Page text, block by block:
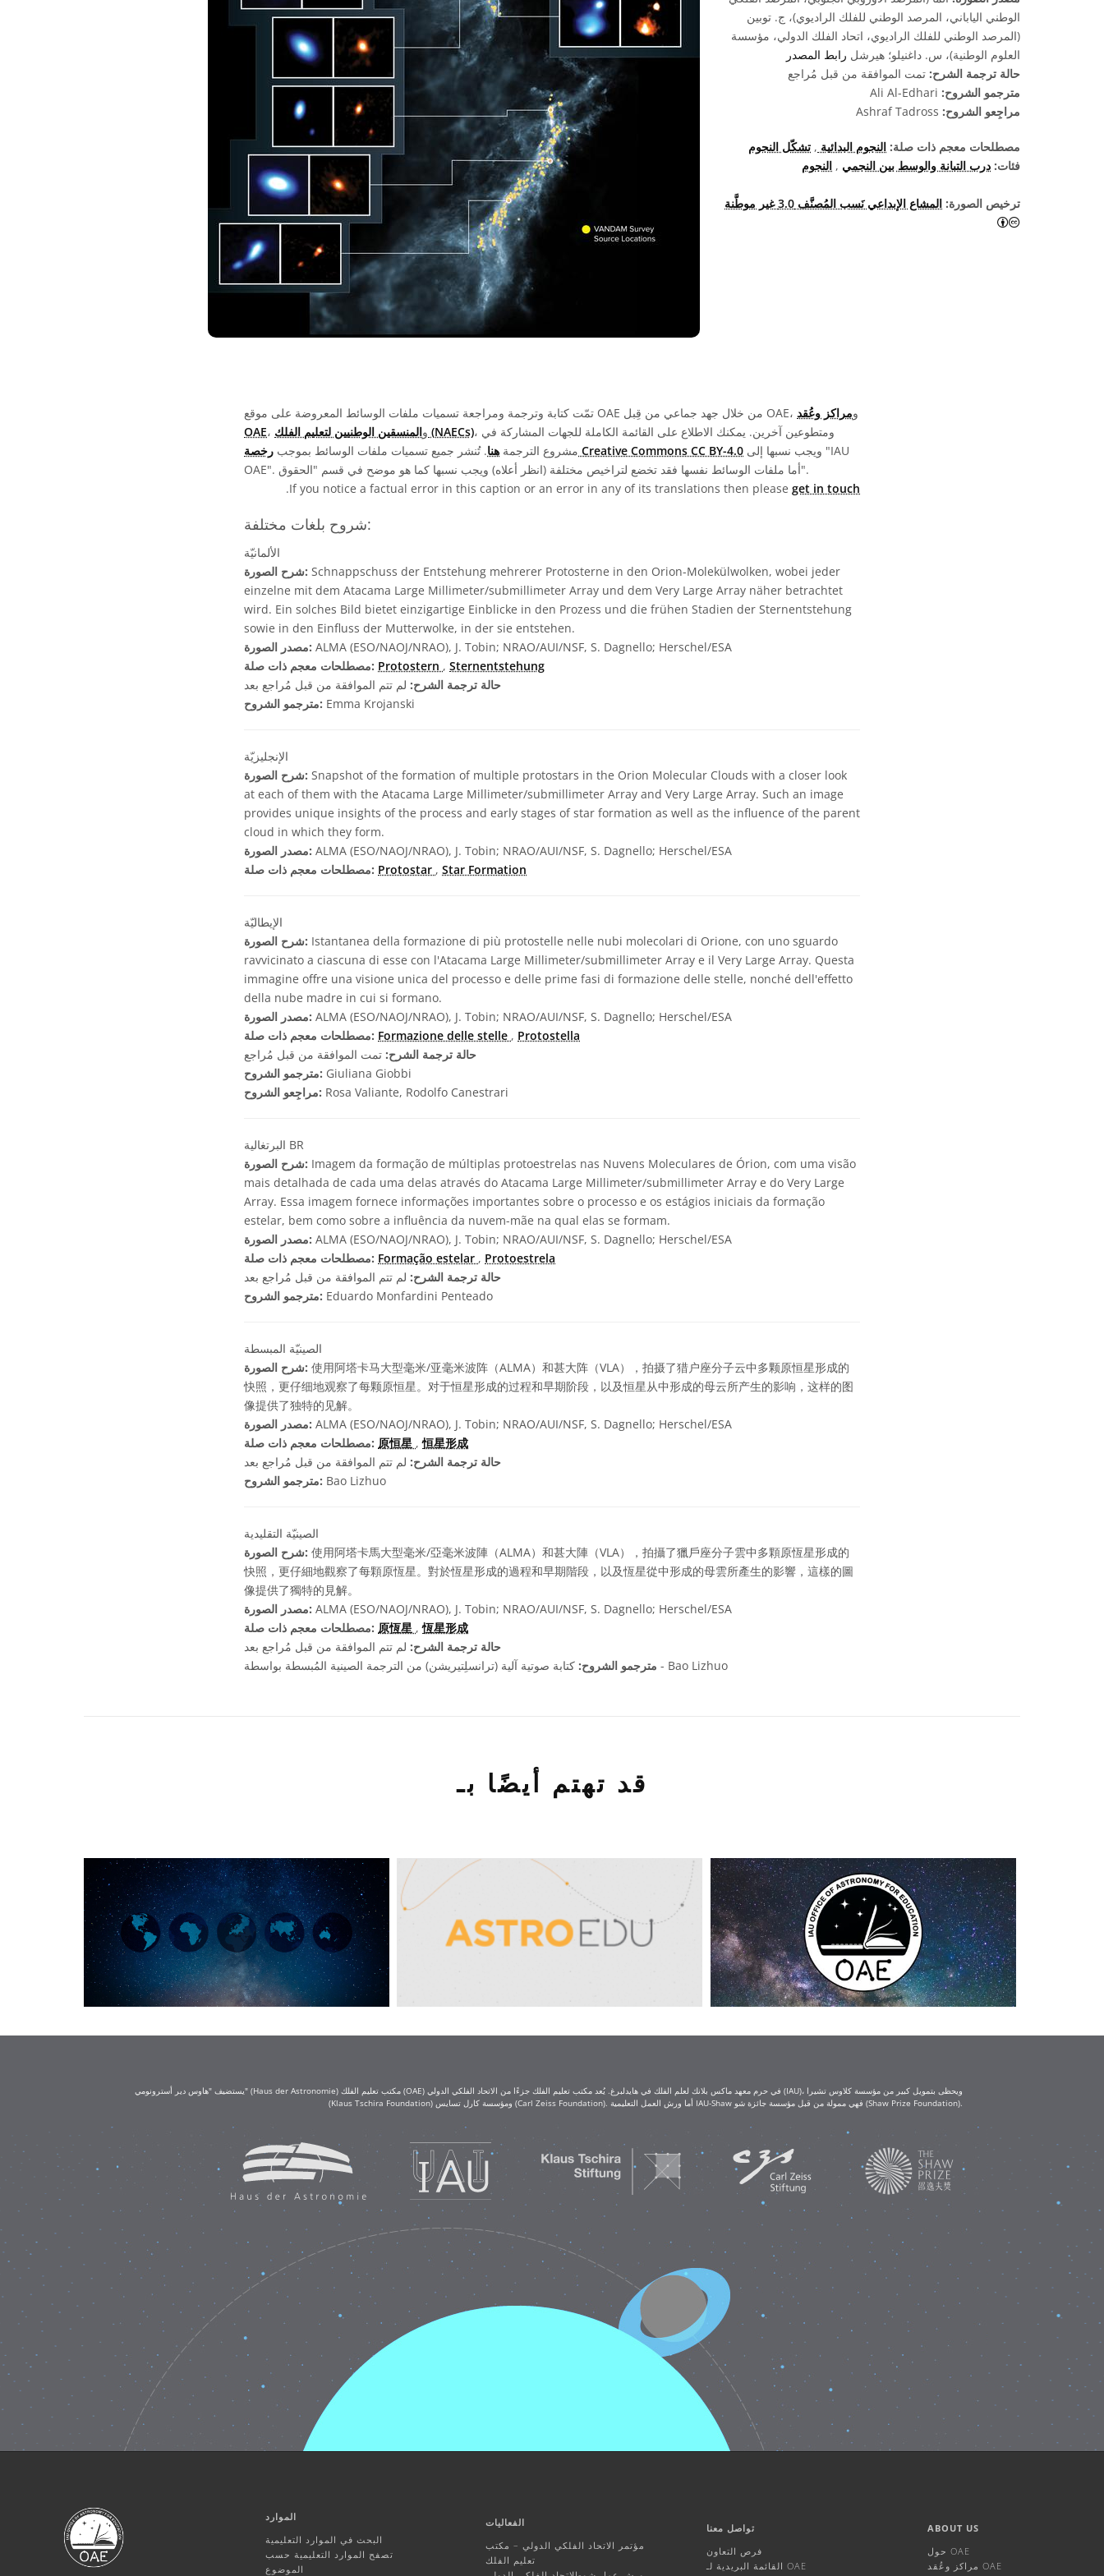
الوطني الياباني، المرصد الوطني للفلك الراديوي)، ج. توبين
(المرصد الوطني للفلك الراديوي، اتحاد الفلك الدولي، مؤسسة
العلوم الوطنية)، س. داغنيلو؛ هيرشل رابط المصدر
حالة ترجمة الشرح: تمت الموافقة من قبل مُراجع
مترجمو الشروح: Ali Al-Edhari
مراجِعو الشروح: Ashraf Tadross
مصطلحات معجم ذات صلة: النجوم البدائية , تشكّل النجوم
فئات: درب التبانة والوسط بين النجمي , النجوم
ترخيص الصورة: المشاع الإبداعي نَسب المُصنَّف 3.0 غير موطَّنة
المشاع الإبداعي نَسب المُصنَّف 3.0 غير موطَّنة أيقونات
تمّت كتابة وترجمة ومراجعة تسميات ملفات الوسائط المعروضة على موقع OAE من خلال جهد جماعي من قِبل OAE، ومراكز وعُقد
OAE
، و المنسقين الوطنيين لتعليم الفلك (NAECs)، ومتطوعين آخرين. يمكنك الاطلاع على القائمة الكاملة للجهات المشاركة في
مشروع الترجمة هنا. تُنشر جميع تسميات ملفات الوسائط بموجب رخصة Creative Commons CC BY-4.0
OAE". أما ملفات الوسائط نفسها فقد تخضع لتراخيص مختلفة (انظر أعلاه) ويجب نسبها كما هو موضح في قسم "الحقوق".
If you notice a factual error in this caption or an error in any of its translations then please get in touch
.
شروح بلغات مختلفة:
الألمانيّة
شرح الصورة: Schnappschuss der Entstehung mehrerer Protosterne in den Orion-Molekülwolken, wobei jeder
einzelne mit dem Atacama Large Millimeter/submillimeter Array und dem Very Large Array näher betrachtet
wird. Ein solches Bild bietet einzigartige Einblicke in den Prozess und die frühen Stadien der Sternentstehung
sowie in den Einfluss der Mutterwolke, in der sie entstehen.
مصدر الصورة: ALMA (ESO/NAOJ/NRAO), J. Tobin; NRAO/AUI/NSF, S. Dagnello; Herschel/ESA
مصطلحات معجم ذات صلة: Protostern , Sternentstehung
حالة ترجمة الشرح: لم تتم الموافقة من قبل مُراجع بعد
مترجمو الشروح: Emma Krojanski
الإنجليزيّة
شرح الصورة: Snapshot of the formation of multiple protostars in the Orion Molecular Clouds with a closer look
at each of them with the Atacama Large Millimeter/submillimeter Array and Very Large Array. Such an image
provides unique insights of the process and early stages of star formation as well as the influence of the parent
cloud in which they form.
مصدر الصورة: ALMA (ESO/NAOJ/NRAO), J. Tobin; NRAO/AUI/NSF, S. Dagnello; Herschel/ESA
مصطلحات معجم ذات صلة: Protostar , Star Formation
الإيطاليّة
شرح الصورة: Istantanea della formazione di più protostelle nelle nubi molecolari di Orione, con uno sguardo
ravvicinato a ciascuna di esse con l'Atacama Large Millimeter/submillimeter Array e il Very Large Array. Questa
immagine offre una visione unica del processo e delle prime fasi di formazione delle stelle, nonché dell'effetto
della nube madre in cui si formano.
مصدر الصورة: ALMA (ESO/NAOJ/NRAO), J. Tobin; NRAO/AUI/NSF, S. Dagnello; Herschel/ESA
مصطلحات معجم ذات صلة: Formazione delle stelle , Protostella
حالة ترجمة الشرح: تمت الموافقة من قبل مُراجع
مترجمو الشروح: Giuliana Giobbi
مراجِعو الشروح: Rosa Valiante, Rodolfo Canestrari
البرتغالية BR
شرح الصورة: Imagem da formação de múltiplas protoestrelas nas Nuvens Moleculares de Órion, com uma visão
mais detalhada de cada uma delas através do Atacama Large Millimeter/submillimeter Array e do Very Large
Array. Essa imagem fornece informações importantes sobre o processo e os estágios iniciais da formação
estelar, bem como sobre a influência da nuvem-mãe na qual elas se formam.
مصدر الصورة: ALMA (ESO/NAOJ/NRAO), J. Tobin; NRAO/AUI/NSF, S. Dagnello; Herschel/ESA
مصطلحات معجم ذات صلة: Formação estelar , Protoestrela
حالة ترجمة الشرح: لم تتم الموافقة من قبل مُراجع بعد
مترجمو الشروح: Eduardo Monfardini Penteado
الصينيّة المبسطة
شرح الصورة: 使用阿塔卡马大型毫米/亚毫米波阵（ALMA）和甚大阵（VLA），拍摄了猎户座分子云中多颗原恒星形成的
快照，更仔细地观察了每颗原恒星。对于恒星形成的过程和早期阶段，以及恒星从中形成的母云所产生的影响，这样的图
像提供了独特的见解。
مصدر الصورة: ALMA (ESO/NAOJ/NRAO), J. Tobin; NRAO/AUI/NSF, S. Dagnello; Herschel/ESA
مصطلحات معجم ذات صلة: 原恒星 ,恒星形成
حالة ترجمة الشرح: لم تتم الموافقة من قبل مُراجع بعد
مترجمو الشروح: Bao Lizhuo
الصينيّة التقليدية
شرح الصورة: 使用阿塔卡馬大型毫米/亞毫米波陣（ALMA）和甚大陣（VLA），拍攝了獵戶座分子雲中多顆原恆星形成的
快照，更仔細地觀察了每顆原恆星。對於恆星形成的過程和早期階段，以及恆星從中形成的母雲所產生的影響，這樣的圖
像提供了獨特的見解。
مصدر الصورة: ALMA (ESO/NAOJ/NRAO), J. Tobin; NRAO/AUI/NSF, S. Dagnello; Herschel/ESA
مصطلحات معجم ذات صلة: 原恆星 ,恆星形成
حالة ترجمة الشرح: لم تتم الموافقة من قبل مُراجع بعد
مترجمو الشروح: كتابة صوتية آلية (ترانسلِتيريشن) من الترجمة الصينية المُبسطة بواسطة - Bao Lizhuo
قد تهتم أيضًا بـ
يستضيف "هاوس دير أسترونومي" (Haus der Astronomie) مكتب تعليم الفلك (OAE) في حرم معهد ماكس بلانك لعلم الفلك في هايدلبرغ. يُعد مكتب تعليم الفلك جزءًا من الاتحاد الفلكي الدولي (IAU)، ويحظى بتمويل كبير من مؤسسة كلاوس تشيرا
(Klaus Tschira Foundation) ومؤسسة كارل تسايس (Carl Zeiss Foundation). أما ورش العمل التعليمية IAU-Shaw فهي ممولة من قبل مؤسسة جائزة شو (Shaw Prize Foundation).
الموارد
البحث في الموارد التعليمية
تصفح الموارد التعليمية حسب
الموضوع
الفعاليات
مؤتمر الاتحاد الفلكي الدولي – مكتب
تعليم الفلك
تواصل معنا
فرص التعاون
القائمة البريدية لـ OAE
ABOUT US
حول OAE
مراكز وعُقد OAE